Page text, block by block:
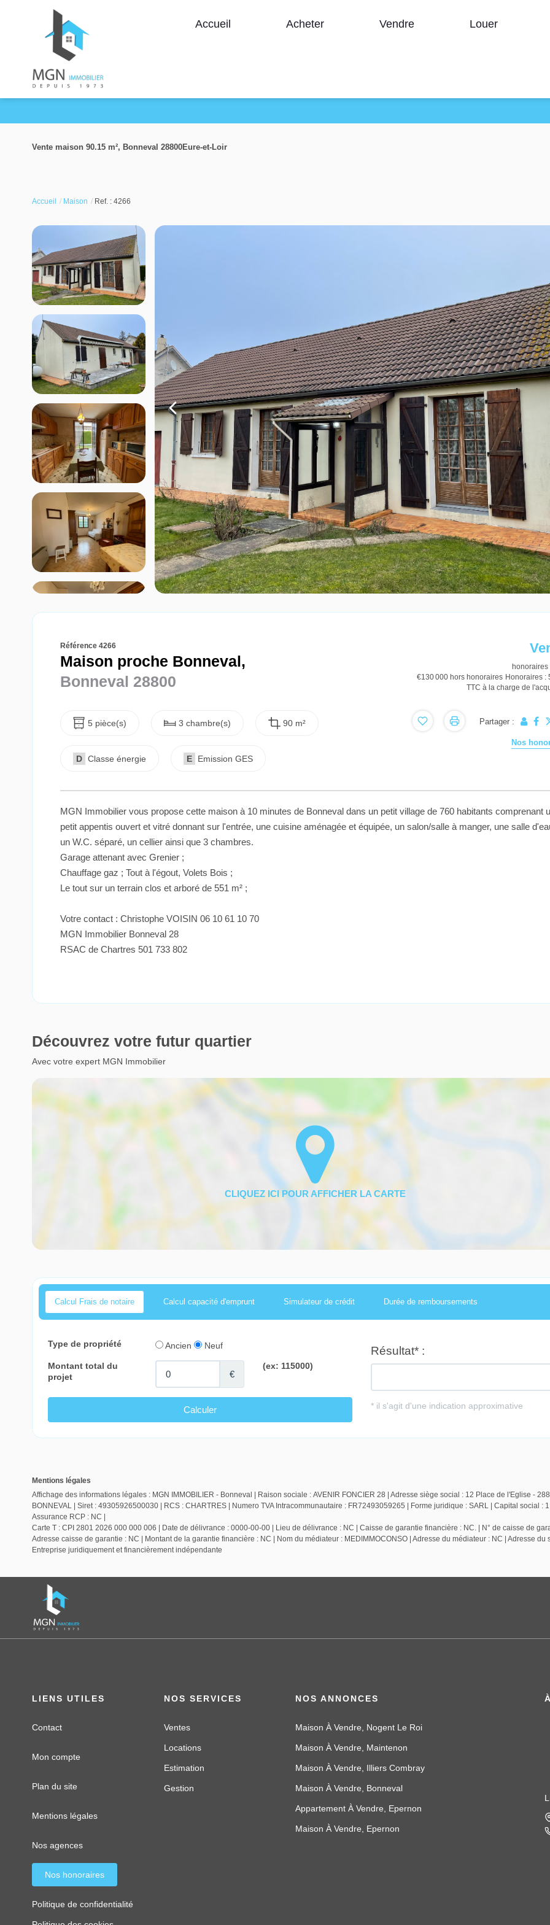
Accueil Acheter Vendre Louer
Vente maison 90.15 m², Bonneval 28800Eure-et-Loir
Accueil Maison Ref. : 4266
Référence 4266
Maison proche Bonneval,
Bonneval 28800
5 pièce(s) 3 chambre(s) 90 m²
D Classe énergie E Emission GES
€130 000 hors honoraires Honoraires :
TTC à la charge de
Partager :
Nos
MGN Immobilier vous propose cette maison à 10 minutes de Bonneval dans un petit village de 760 habitants comprenant
petit appentis ouvert et vitré donnant sur l'entrée, une cuisine aménagée et équipée, un salon/salle à manger, une salle
un W.C. séparé, un cellier ainsi que 3 chambres.
Garage attenant avec Grenier ;
Chauffage gaz ; Tout à l'égout, Volets Bois ;
Le tout sur un terrain clos et arboré de 551 m² ;
Votre contact : Christophe VOISIN 06 10 61 10 70
MGN Immobilier Bonneval 28
RSAC de Chartres 501 733 802
Découvrez votre futur quartier
Avec votre expert MGN Immobilier
Calcul Frais de notaire Calcul capacité d'emprunt Simulateur de crédit Durée de remboursements
Mentions légales
Affichage des informations légales : MGN IMMOBILIER - Bonneval | Raison sociale : AVENIR FONCIER 28 | Adresse siège social : 12 Place de l'Eglise -
BONNEVAL | Siret : 49305926500030 | RCS : CHARTRES | Numero TVA Intracommunautaire : FR72493059265 | Forme juridique : SARL | Capital social :
Assurance RCP : NC |
Carte T : CPI 2801 2026 000 000 006 | Date de délivrance : 0000-00-00 | Lieu de délivrance : NC | Caisse de garantie financière : NC. | N° de caisse de
Adresse caisse de garantie : NC | Montant de la garantie financière : NC | Nom du médiateur : MEDIMMOCONSO | Adresse du médiateur : NC | Adresse du
Entreprise juridiquement et financièrement indépendante
LIENS UTILES
Contact
Mon compte
Plan du site
Mentions légales
Nos agences
Nos honoraires
Politique de confidentialité
NOS SERVICES
Ventes
Locations
Estimation
Gestion
NOS ANNONCES
Maison À Vendre, Nogent Le Roi
Maison À Vendre, Maintenon
Maison À Vendre, Illiers Combray
Maison À Vendre, Bonneval
Appartement À Vendre, Epernon
Maison À Vendre, Epernon